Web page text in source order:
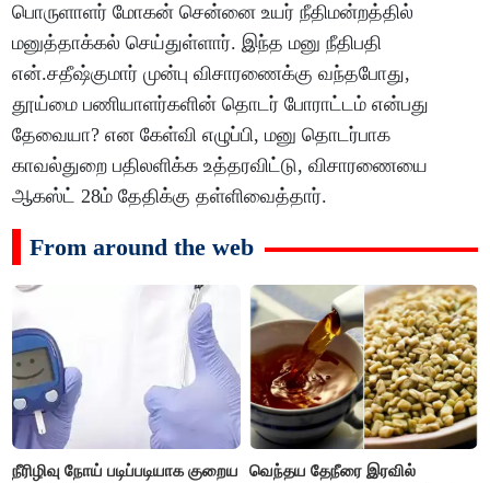
பொருளாளர் மோகன் சென்னை உயர் நீதிமன்றத்தில்
மனுத்தாக்கல் செய்துள்ளார். இந்த மனு நீதிபதி
என்.சதீஷ்குமார் முன்பு விசாரணைக்கு வந்தபோது,
தூய்மை பணியாளர்களின் தொடர் போராட்டம் என்பது
தேவையா? என கேள்வி எழுப்பி, மனு தொடர்பாக
காவல்துறை பதிலளிக்க உத்தரவிட்டு, விசாரணையை
ஆகஸ்ட் 28ம் தேதிக்கு தள்ளிவைத்தார்.
From around the web
நீரிழிவு நோய் படிப்படியாக குறைய
வெந்தய தேநீரை இரவில்